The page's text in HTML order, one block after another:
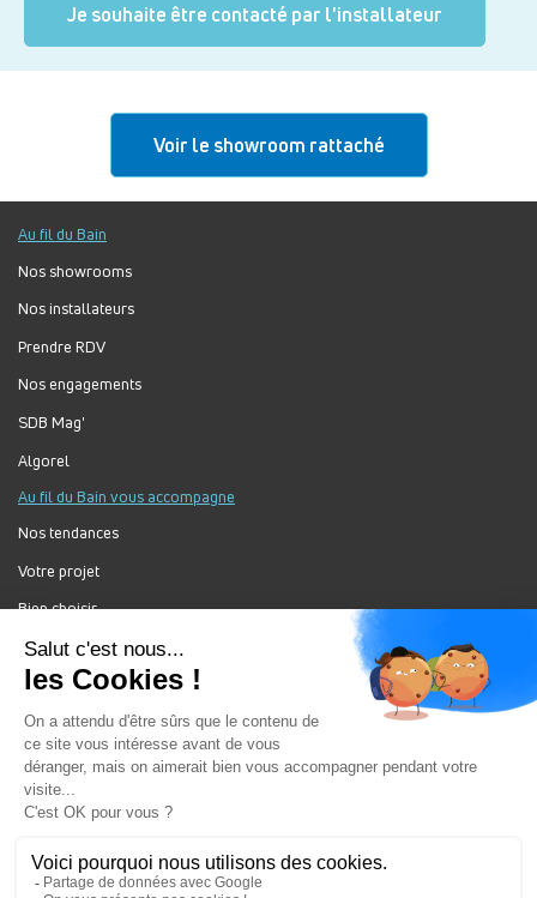
Je souhaite être contacté par l'installateur
Voir le showroom rattaché
Au fil du Bain
Nos showrooms
Nos installateurs
Prendre RDV
Nos engagements
SDB Mag'
Algorel
Au fil du Bain vous accompagne
Nos tendances
Votre projet
Bien choisir
Forum Au Fil du Bain
Nos produits
Gestion des cookies